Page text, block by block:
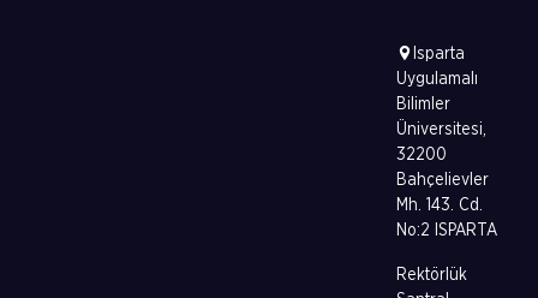
Isparta
Uygulamalı
Bilimler
Üniversitesi,
32200
Bahçelievler
Mh. 143. Cd.
No:2 ISPARTA
Rektörlük